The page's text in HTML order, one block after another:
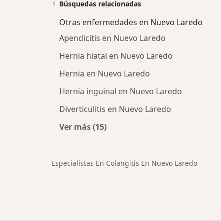
Búsquedas relacionadas
Otras enfermedades en Nuevo Laredo
Apendicitis en Nuevo Laredo
Hernia hiatal en Nuevo Laredo
Hernia en Nuevo Laredo
Hernia inguinal en Nuevo Laredo
Diverticulitis en Nuevo Laredo
Ver más (15)
Especialistas En Colangitis En Nuevo Laredo